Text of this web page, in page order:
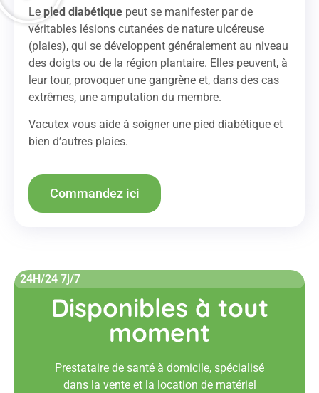
Le pied diabétique peut se manifester par de
véritables lésions cutanées de nature ulcéreuse
(plaies), qui se développent généralement au niveau
des doigts ou de la région plantaire. Elles peuvent, à
leur tour, provoquer une gangrène et, dans des cas
extrêmes, une amputation du membre.
Vacutex vous aide à soigner une pied diabétique et
bien d’autres plaies.
Commandez ici
24H/24 7j/7
Disponibles à tout
moment
Prestataire de santé à domicile, spécialisé
dans la vente et la location de matériel